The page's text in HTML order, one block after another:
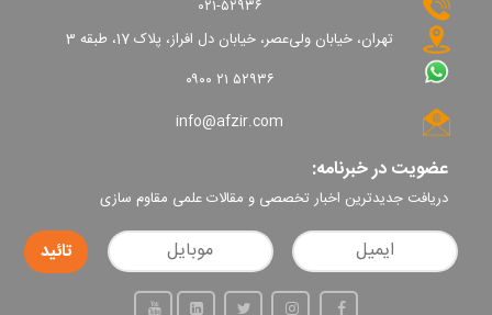
۰۲۱-۵۲۹۳۶
تهران، خیابان ولی‌عصر، خیابان دل افراز، پلاک 17، طبقه 3
۰۹۰۰ ۲۱ ۵۲۹۳۶
info@afzir.com
عضویت در خبرنامه:
دریافت جدیدترین اخبار تخصصی و مقالات علمی مقاوم سازی